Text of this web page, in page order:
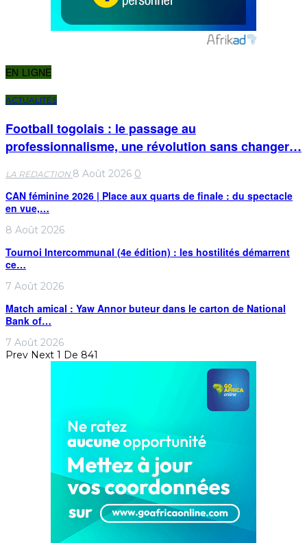
EN LIGNE
ACTUALITÉS
Football togolais : le passage au
professionnalisme, une révolution sans changer…
LA REDACTION 8 Août 2026 0
CAN féminine 2026 | Place aux quarts de finale : du spectacle
en vue,…
8 Août 2026
Tournoi Intercommunal (4e édition) : les hostilités démarrent
ce…
7 Août 2026
Match amical : Yaw Annor buteur dans le carton de National
Bank of…
7 Août 2026
Prev Next 1 De 841